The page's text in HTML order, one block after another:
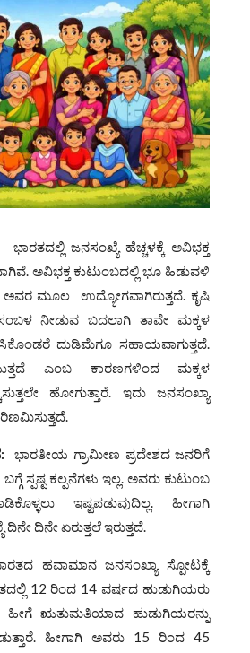
ಭಾರತದಲ್ಲಿ ಜನಸಂಖ್ಯೆ ಹೆಚ್ಚಳಕ್ಕೆ ಅವಿಭಕ್ತ
ಅವಿಭಕ್ತ ಕುಟುಂಬದಲ್ಲಿ ಭೂ ಹಿಡುವಳಿ
ಅವರ ಮೂಲ ಉದ್ಯೋಗವಾಗಿರುತ್ತದೆ. ಕೃಷಿ
ನೀಡುವ ಬದಲಾಗಿ ತಾವೇ ಮಕ್ಕಳ
ದುಡಿಮೆಗೂ ಸಹಾಯವಾಗುತ್ತದೆ.
ಎಂಬ ಕಾರಣಗಳಿಂದ ಮಕ್ಕಳ
ಹೋಗುತ್ತಾರೆ. ಇದು ಜನಸಂಖ್ಯಾ
: ಭಾರತೀಯ ಗ್ರಾಮೀಣ ಪ್ರದೇಶದ ಜನರಿಗೆ
ಸ್ಪಷ್ಟ ಕಲ್ಪನೆಗಳು ಇಲ್ಲ. ಅವರು ಕುಟುಂಬ
ಇಷ್ಟಪಡುವುದಿಲ್ಲ. ಹೀಗಾಗಿ
ದಿನೇ ಏರುತ್ತಲೆ ಇರುತ್ತದೆ.
ಹವಾಮಾನ ಜನಸಂಖ್ಯಾ ಸ್ಪೋಟಕ್ಕೆ
12 ರಿಂದ 14 ವರ್ಷದ ಹುಡುಗಿಯರು
ಹೀಗೆ ಋತುಮತಿಯಾದ ಹುಡುಗಿಯರನ್ನು
ಹೀಗಾಗಿ ಅವರು 15 ರಿಂದ 45